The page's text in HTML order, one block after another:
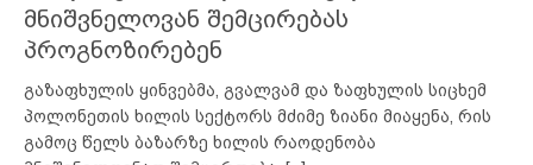
მნიშვნელოვან შემცირებას
პროგნოზირებენ
გაზაფხულის ყინვებმა, გვალვამ და ზაფხულის სიცხემ
პოლონეთის ხილის სექტორს მძიმე ზიანი მიაყენა, რის
გამოც წელს ბაზარზე ხილის რაოდენობა